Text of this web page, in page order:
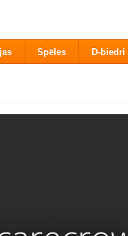
Spēles D-biedri